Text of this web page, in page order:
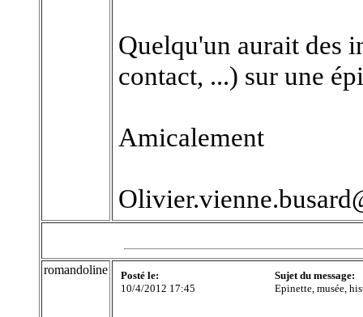
Quelqu'un aurait des
contact, ...) sur une
Amicalement
romandoline
Posté le:
10/4/2012 17:45
Sujet du message:
Epinette, musée,